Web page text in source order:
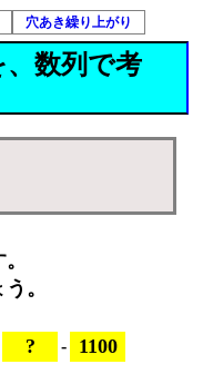
穴あき繰り上がり
数列で考
。
? - 1100